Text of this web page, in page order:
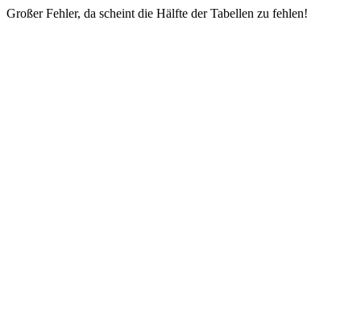
Großer Fehler, da scheint die Hälfte der Tabellen zu fehlen!